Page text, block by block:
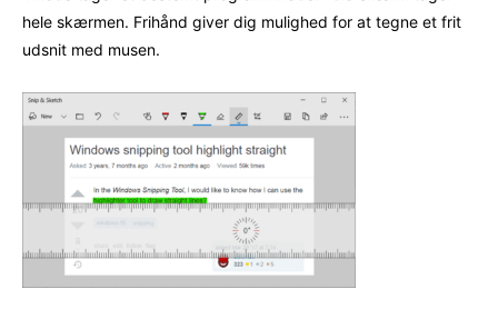
hele skærmen. Frihånd giver dig mulighed for at tegne et frit
udsnit med musen.